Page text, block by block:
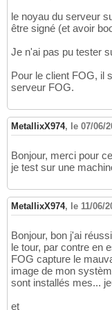
le noyau du serveur
être signé (et avoir
Je n'ai pas pu tester
Pour le client FOG, il
serveur FOG.
MetallixX974, le 07/06/
Bonjour, merci pour
je test sur une
MetallixX974, le 11/06/
Bonjour, bon j'ai
le tour, par contre en
FOG capture le
image de mon
sont installés mes...
et